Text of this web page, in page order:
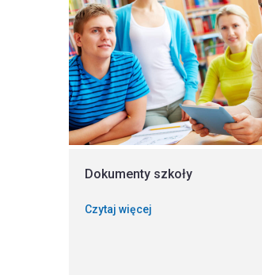
Dokumenty szkoły
Czytaj więcej